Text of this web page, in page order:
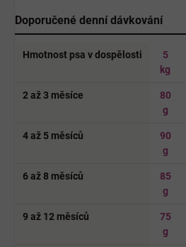
Doporučené denní dávkování
Hmotnost psa v dospělosti
5
kg
2 až 3 měsíce
80
g
4 až 5 měsíců
90
g
6 až 8 měsíců
85
g
9 až 12 měsíců
75
g